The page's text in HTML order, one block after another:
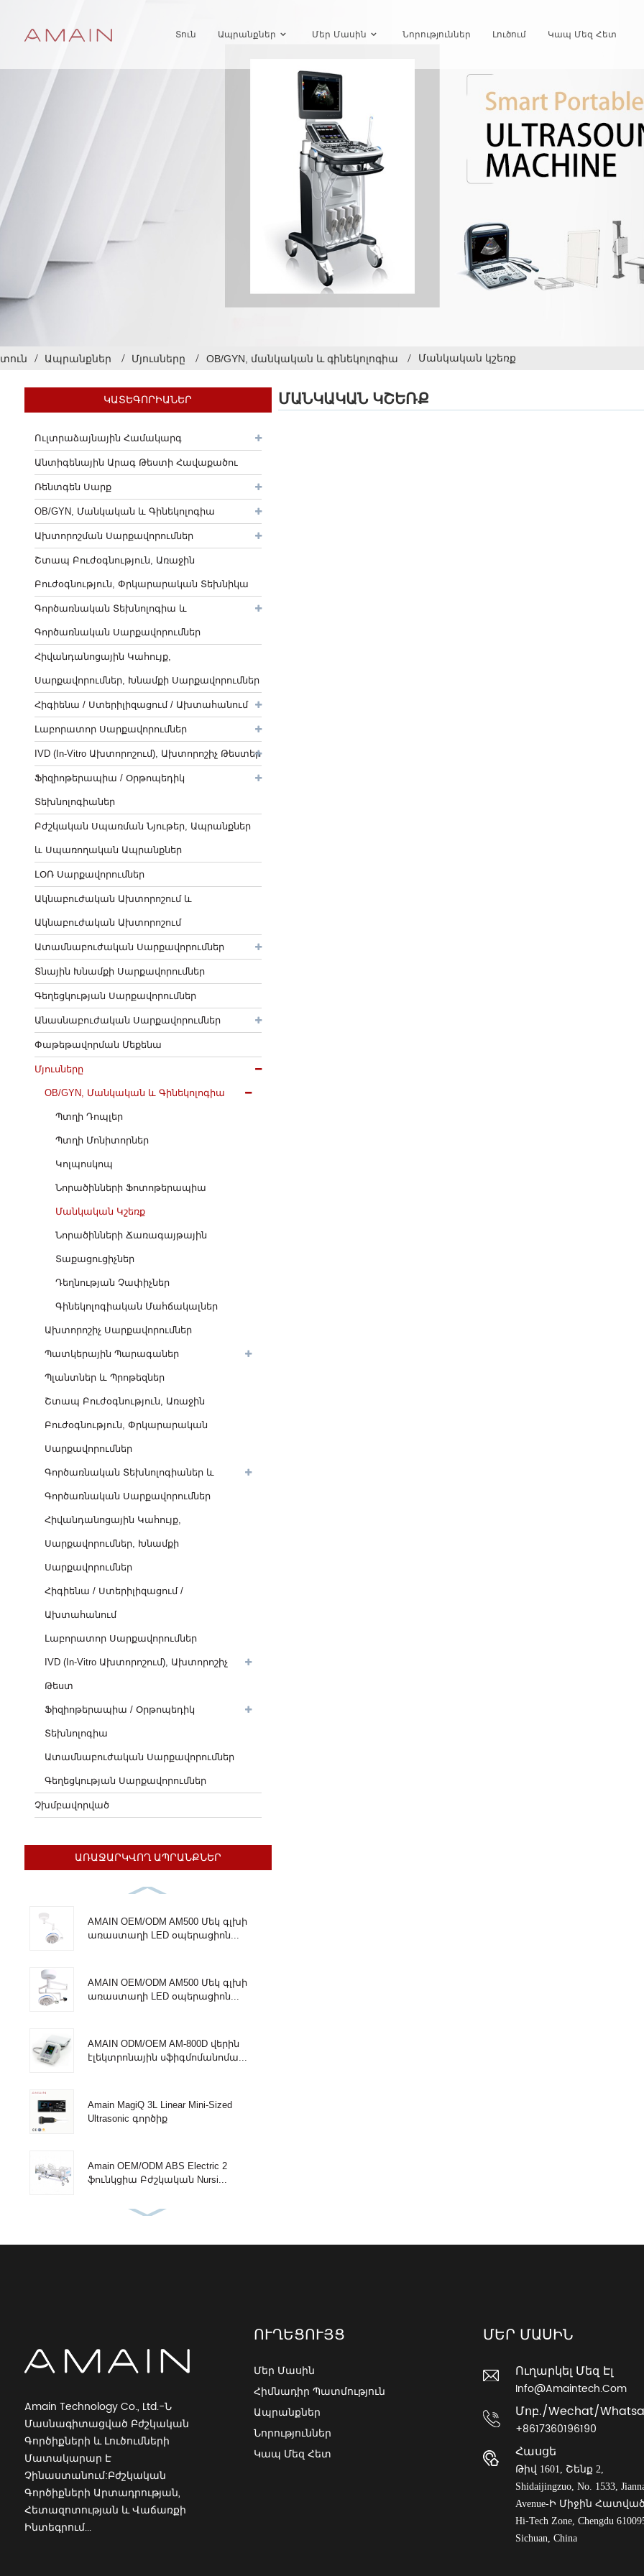
Տուն Ապրանքներ Մեր Մասին Նորություններ Լուծում Կապ Մեզ Հետ
տուն Ապրանքներ Մյուսները OB/GYN, մանկական և գինեկոլոգիա Մանկական կշեռք
ԿԱՏԵԳՈՐԻԱՆԵՐ
Ուլտրաձայնային Համակարգ
Անտիգենային Արագ Թեստի Հավաքածու
Ռենտգեն Սարք
OB/GYN, Մանկական ԵՒ Գինեկոլոգիա
Ախտորոշման Սարքավորումներ
Շտապ Բուժօգնություն, Առաջին
Բուժօգնություն, Փրկարարական Տեխնիկա
Գործառնական Տեխնոլոգիա ԵՒ
Գործառնական Սարքավորումներ
Հիվանդանոցային Կահույք,
Սարքավորումներ, Խնամքի Սարքավորումներ
Հիգիենա / Ստերիլիզացում / Ախտահանում
Լաբորատոր Սարքավորումներ
IVD (In-Vitro Ախտորոշում), Ախտորոշիչ Թեստեր
Ֆիզիոթերապիա / Օրթոպեդիկ
Տեխնոլոգիաներ
Բժշկական Սպառման Նյութեր, Ապրանքներ
ԵՒ Սպառողական Ապրանքներ
ԼՕՌ Սարքավորումներ
Ակնաբուժական Ախտորոշում ԵՒ
Ակնաբուժական Ախտորոշում
Ատամնաբուժական Սարքավորումներ
Տնային Խնամքի Սարքավորումներ
Գեղեցկության Սարքավորումներ
Անասնաբուժական Սարքավորումներ
Փաթեթավորման Մեքենա
Մյուսները
OB/GYN, Մանկական ԵՒ Գինեկոլոգիա
Պտղի Դոպլեր
Պտղի Մոնիտորներ
Կոլպոսկոպ
Նորածինների Ֆոտոթերապիա
Մանկական Կշեռք
Նորածինների Ճառագայթային
Տաքացուցիչներ
Դեղնության Չափիչներ
Գինեկոլոգիական Մահճակալներ
Ախտորոշիչ Սարքավորումներ
Պատկերային Պարագաներ
Պլանտներ ԵՒ Պրոթեզներ
Շտապ Բուժօգնություն, Առաջին
Բուժօգնություն, Փրկարարական
Սարքավորումներ
Գործառնական Տեխնոլոգիաներ ԵՒ
Գործառնական Սարքավորումներ
Հիվանդանոցային Կահույք,
Սարքավորումներ, Խնամքի
Սարքավորումներ
Հիգիենա / Ստերիլիզացում /
Ախտահանում
Լաբորատոր Սարքավորումներ
IVD (In-Vitro Ախտորոշում), Ախտորոշիչ
Թեստ
Ֆիզիոթերապիա / Օրթոպեդիկ
Տեխնոլոգիա
Ատամնաբուժական Սարքավորումներ
Գեղեցկության Սարքավորումներ
Չխմբավորված
ԱՌԱՋԱՐԿՎՈՂ ԱՊՐԱՆՔՆԵՐ
AMAIN OEM/ODM AM500 Մեկ գլխի
առաստաղի LED օպերացիոն...
AMAIN OEM/ODM AM500 Մեկ գլխի
առաստաղի LED օպերացիոն...
AMAIN ODM/OEM AM-800D վերին
էլեկտրոնային սֆիգմոմանոմա...
Amain MagiQ 3L Linear Mini-Sized
Ultrasonic գործիք
Amain OEM/ODM ABS Electric 2
ֆունկցիա Բժշկական Nursi...
Amain OEM/ODM Cheap Manual 2 Cranks
հիվանդանոցային մահճակալ
Անտեսանելի արագ փորձարկման
ձայներիզ AMDH47B
Բարձր ճշգրտության հակագենային
ՄԱՆԿԱԿԱՆ ԿՇԵՌՔ
Amain Technology Co., Ltd.-Ն
Մասնագիտացված Բժշկական
Գործիքների ԵՒ Լուծումների
Մատակարար Է
Չինաստանում:Բժշկական
Գործիքների Արտադրության,
Հետազոտության ԵՒ Վաճառքի
Ինտեգրում...
ՈՒՂԵՑՈՒՅՑ
Մեր Մասին
Հիմնադիր Պատմություն
Ապրանքներ
Նորություններ
Կապ Մեզ Հետ
ՄԵՐ ՄԱՍԻՆ
Ուղարկել Մեզ Էլ
Info@amaintech.com
Մոբ./wechat/
+8617360196190
Հասցե
Թիվ 1601, Շենք 2,
Shidaijingzuo, No. 1533,
Avenue-Ի Միջին
Hi-Tech Zone, Chengdu
Sichuan, China